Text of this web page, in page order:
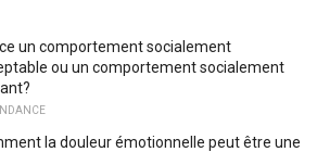
un comportement socialement
ou un comportement socialement
la douleur émotionnelle peut être une